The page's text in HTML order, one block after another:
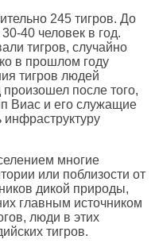
245 тигров. До
40 человек в год.
тигров, случайно
в прошлом году
тигров людей
после того,
Виас и его служащие
инфраструктуру
многие
или поблизости от
дикой природы,
главным источником
люди в этих
тигров.